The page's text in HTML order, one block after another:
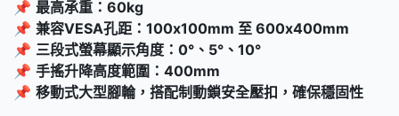
📌 最高承重：60kg
📌 兼容VESA孔距：100x100mm 至 600x400mm
📌 三段式螢幕顯示角度：0°、5°、10°
📌 手搖升降高度範圍：400mm
📌 移動式大型腳輪，搭配制動鎖安全壓扣，確保穩固性